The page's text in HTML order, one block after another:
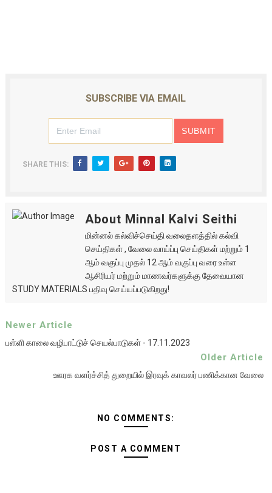
SUBSCRIBE VIA EMAIL
SHARE THIS:
About Minnal Kalvi Seithi
மின்னல் கல்விச்செய்தி வலைதளத்தில் கல்வி
செய்திகள் , வேலை வாய்ப்பு செய்திகள் மற்றும் 1
ஆம் வகுப்பு முதல் 12 ஆம் வகுப்பு வரை உள்ள
ஆசிரியர் மற்றும் மாணவர்களுக்கு தேவையான
STUDY MATERIALS பதிவு செய்யப்படுகிறது!
Newer Article
பள்ளி காலை வழிபாட்டுச் செயல்பாடுகள் - 17.11.2023
Older Article
ஊரக வளர்ச்சித் துறையில் இரவுக் காவலர் பணிக்கான வேலை
NO COMMENTS:
POST A COMMENT